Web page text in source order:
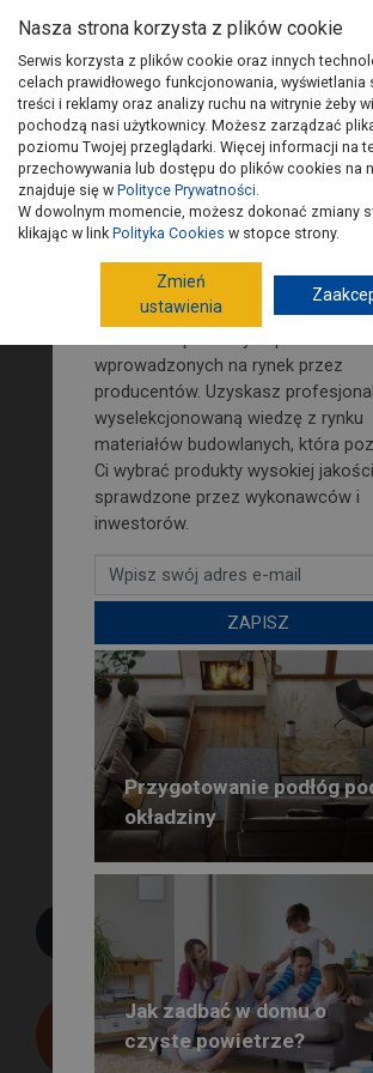
Wydania PSB Artykuły Kontakt
Aktualne wydanie: nr
POBIERZ PDF
BEZPŁATNA
PRENUMERATA GŁOSU
Przygotowanie podłóg
okładziny
Jak zadbać w domu o
czyste powietrze?
Zamów nasz newsletter i
na bieżąco nowości i porady
budowlano-remontowe!
Na naszej stronie znajdziesz porady
dotyczące poszczególnych etapów
budowy domu. Jak również
opinie fachowców budowlanych.
wprowadzonych na rynek przez
producentów. Uzyskasz
wyselekcjonowaną wiedzę z rynku
materiałów budowlanych, która
Ci wybrać produkty wysokiej
sprawdzone przez wykonawców i
inwestorów.
ZAPISZ
Nasza strona korzysta z plików cookie
Serwis korzysta z plików cookie oraz innych
celach prawidłowego funkcjonowania,
treści i reklamy oraz analizy ruchu na witrynie żeby
pochodzą nasi użytkownicy. Możesz zarządzać
poziomu Twojej przeglądarki. Więcej informacji na
przechowywania lub dostępu do plików cookies na
znajduje się w Polityce Prywatności.
W dowolnym momencie, możesz dokonać zmiany
klikając w link Polityka Cookies w stopce strony.
Zmień
ustawienia